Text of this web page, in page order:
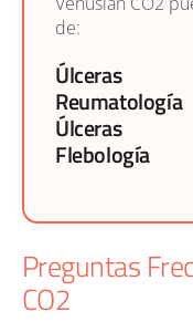
de:
Úlceras
Reumatología
Úlceras
Flebología
Preguntas
CO2